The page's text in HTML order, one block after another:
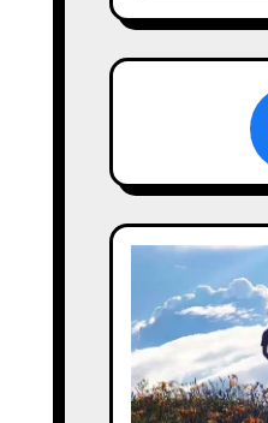
關